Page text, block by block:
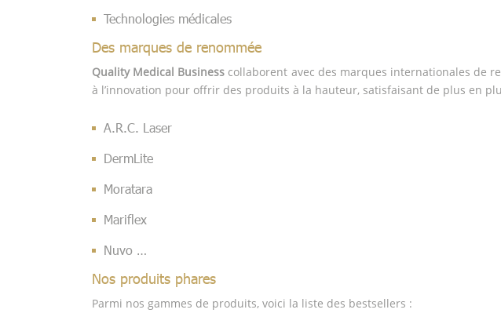
Technologies médicales
Des marques de renommée
Quality Medical Business collaborent avec des marques internationales de
à l’innovation pour offrir des produits à la hauteur, satisfaisant de plus en
A.R.C. Laser
DermLite
Moratara
Mariflex
Nuvo …
Nos produits phares
Parmi nos gammes de produits, voici la liste des bestsellers :